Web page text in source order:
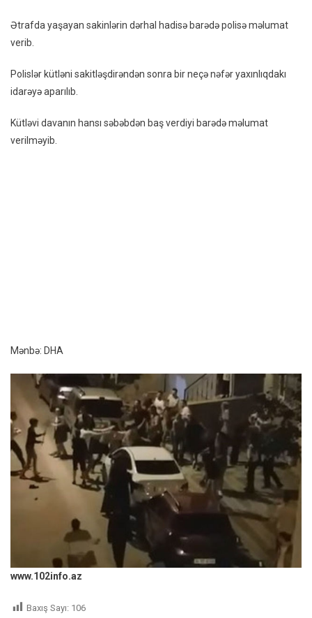
–
Ətrafda yaşayan sakinlərin dərhal hadisə barədə polisə məlumat
verib.
Polislər kütləni sakitləşdirəndən sonra bir neçə nəfər yaxınlıqdakı
idarəyə aparılıb.
Kütləvi davanın hansı səbəbdən baş verdiyi barədə məlumat
verilməyib.
Mənbə: DHA
www.102info.az
Baxış Sayı: 106